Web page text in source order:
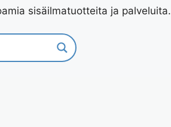
sisäilmatuotteita ja palveluita.